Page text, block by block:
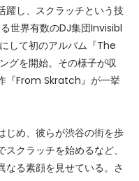
躍し、スクラッチという技
世界有数のDJ集団Invisibl
して初のアルバム『The
グを開始。その様子が収
『From Skratch』が一挙
じめ、彼らが渋谷の街を歩
クラッチを始めるなど、
なる素顔を見せている。さ